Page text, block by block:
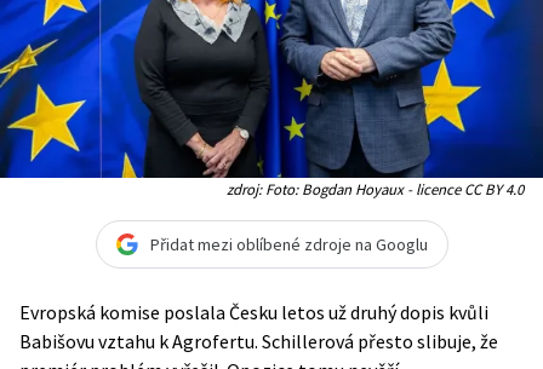
zdroj: Foto: Bogdan Hoyaux - licence CC BY 4.0
Přidat mezi oblíbené zdroje na Googlu
Evropská komise poslala Česku letos už druhý dopis kvůli
Babišovu vztahu k Agrofertu. Schillerová přesto slibuje, že